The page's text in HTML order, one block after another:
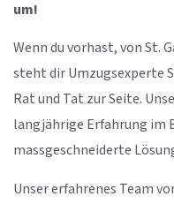
um!
Wenn du vorhast, von St.
steht dir Umzugsexperte
Rat und Tat zur Seite.
langjährige Erfahrung im
massgeschneiderte
Unser erfahrenes Team